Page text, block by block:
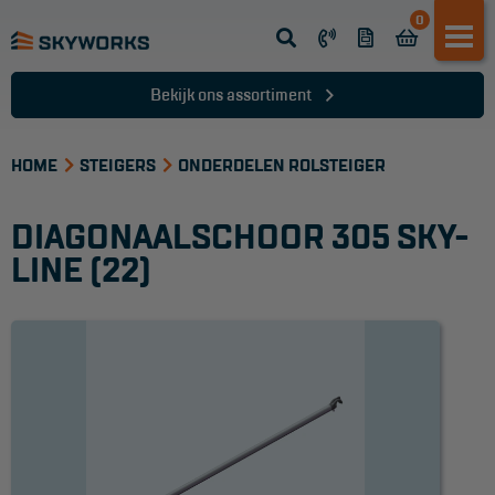
0
Opsteek ladder
Schuifladder
Telescopische ladder
Ladder accessoires
Bekijk ons assortiment
HOME STEIGERS ONDERDELEN ROLSTEIGER
DIAGONAALSCHOOR 305 SKY-
LINE (22)